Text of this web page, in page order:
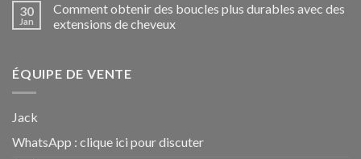
30
Jan
Comment obtenir des boucles plus durables avec des
extensions de cheveux
ÉQUIPE DE VENTE
Jack
WhatsApp : clique ici pour discuter